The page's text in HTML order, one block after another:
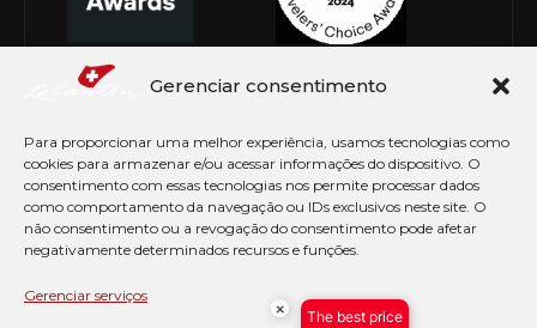
Gerenciar consentimento
Para proporcionar uma melhor experiência, usamos tecnologias como
cookies para armazenar e/ou acessar informações do dispositivo. O
consentimento com essas tecnologias nos permite processar dados
como comportamento da navegação ou IDs exclusivos neste site. O
não consentimento ou a revogação do consentimento pode afetar
negativamente determinados recursos e funções.
Gerenciar serviços
© Copyright 2026 Le Canton. Todos os direitos
× The best price